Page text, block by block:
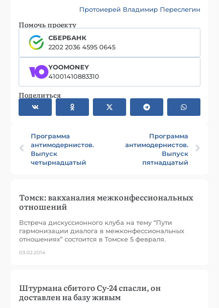
Протоиерей Владимир Переслегин
Помочь проекту
СБЕРБАНК
2202 2036 4595 0645
YOOMONEY
41001410883310
Поделиться
Программа
антимодернистов.
Выпуск
четырнадцатый
Программа
антимодернистов.
Выпуск
пятнадцатый
Томск: вакханалия межконфессиональных
отношений
Встреча дискуссионного клуба на тему “Пути
гармонизации диалога в межконфессиональных
отношениях” состоится в Томске 5 февраля.
03.02.2014
Штурмана сбитого Су-24 спасли, он
доставлен на базу живым